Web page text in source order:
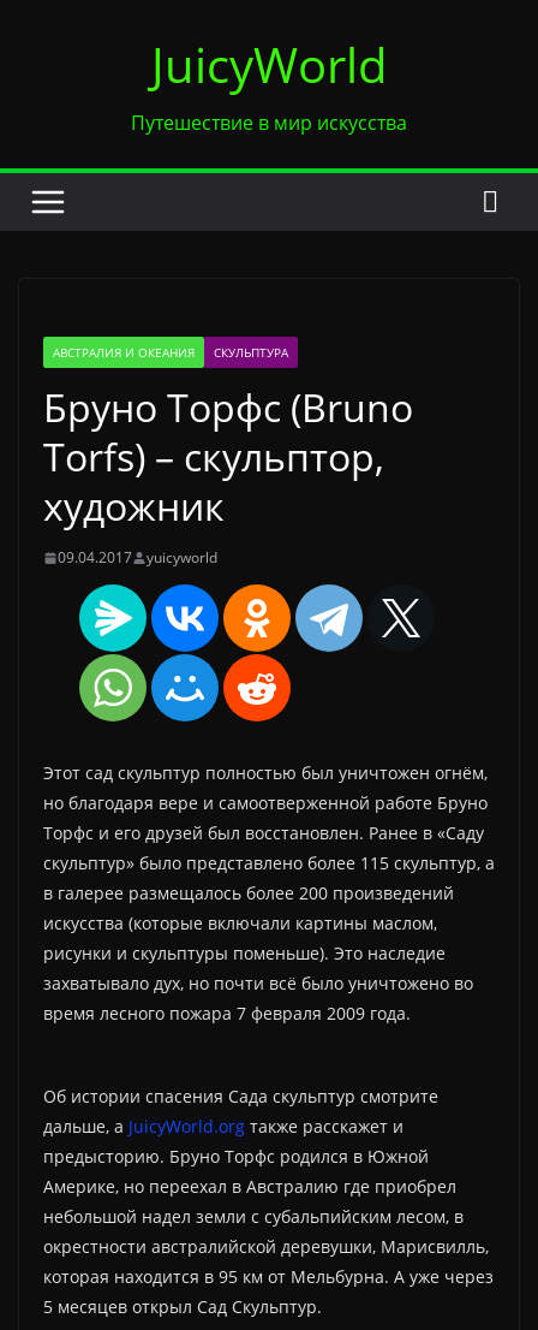
JuicyWorld
Путешествие в мир искусства
АВСТРАЛИЯ И ОКЕАНИЯ СКУЛЬПТУРА
Бруно Торфс (Bruno
Torfs) – скульптор,
художник
09.04.2017 yuicyworld
Этот сад скульптур полностью был уничтожен огнём,
но благодаря вере и самоотверженной работе Бруно
Торфс и его друзей был восстановлен. Ранее в «Саду
скульптур» было представлено более 115 скульптур, а
в галерее размещалось более 200 произведений
искусства (которые включали картины маслом,
рисунки и скульптуры поменьше). Это наследие
захватывало дух, но почти всё было уничтожено во
время лесного пожара 7 февраля 2009 года.
Об истории спасения Сада скульптур смотрите
дальше, а JuicyWorld.org также расскажет и
предысторию. Бруно Торфс родился в Южной
Америке, но переехал в Австралию где приобрел
небольшой надел земли с субальпийским лесом, в
окрестности австралийской деревушки, Марисвилль,
которая находится в 95 км от Мельбурна. А уже через
5 месяцев открыл Сад Скульптур.